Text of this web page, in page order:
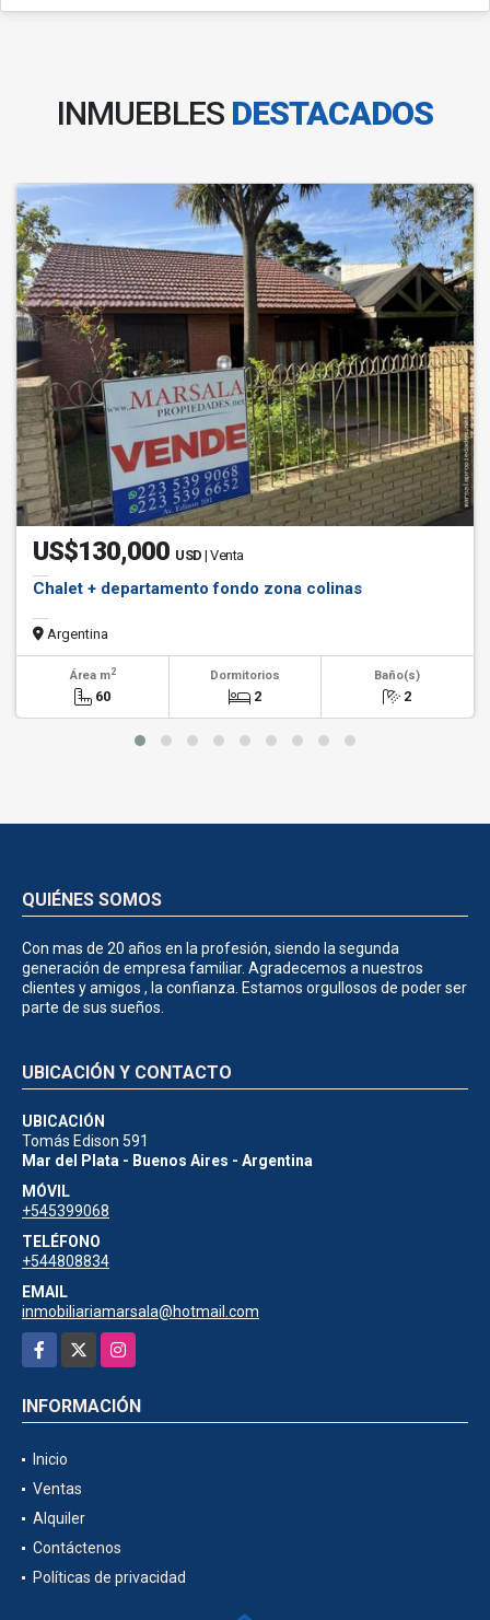
INMUEBLES DESTACADOS
US$130,000 USD | Venta
Chalet + departamento fondo zona colinas
Argentina
Área m2
60
Dormitorios
2
Baño(s)
2
QUIÉNES SOMOS
Con mas de 20 años en la profesión, siendo la segunda
generación de empresa familiar. Agradecemos a nuestros
clientes y amigos , la confianza. Estamos orgullosos de poder ser
parte de sus sueños.
UBICACIÓN Y CONTACTO
UBICACIÓN
Tomás Edison 591
Mar del Plata - Buenos Aires - Argentina
MÓVIL
+545399068
TELÉFONO
+544808834
EMAIL
inmobiliariamarsala@hotmail.com
Facebook
Instagram
INFORMACIÓN
Inicio
Ventas
Alquiler
Contáctenos
Políticas de privacidad